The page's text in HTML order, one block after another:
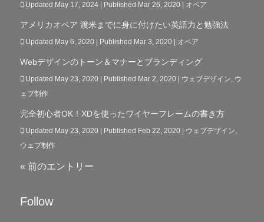
Updated May 17, 2024 | Published Mar 26, 2020| オペア
アメリカオペア 渡米までに身に付けたい英語力と勉強法
Updated May 6, 2020 | Published Mar 3, 2020| オペア
Webデザインのトーン＆マナーとブランディング
Updated May 23, 2020 | Published Mar 2, 2020| ウェブデザイン, ウ
ェブ制作
完全初心者OK！XDを使ったワイヤーフレームの書き方
Updated May 23, 2020 | Published Feb 22, 2020| ウェブデザイン,
ウェブ制作
« 前のエントリー
Follow